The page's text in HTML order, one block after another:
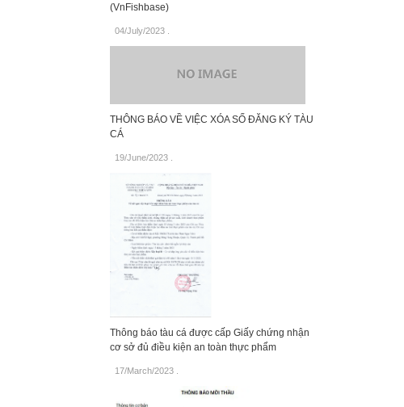
(VnFishbase)
04/July/2023.
THÔNG BÁO VỀ VIỆC XÓA SỐ ĐĂNG KÝ TÀU
CÁ
19/June/2023.
Thông báo tàu cá được cấp Giấy chứng nhận
cơ sở đủ điều kiện an toàn thực phẩm
17/March/2023.